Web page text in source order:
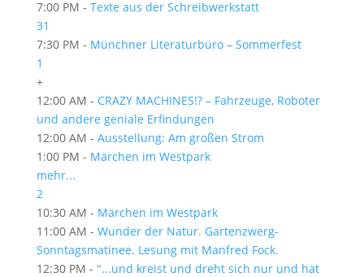
7:00 PM - Texte aus der Schreibwerkstatt
31
7:30 PM - Münchner Literaturbüro – Sommerfest
1
+
12:00 AM - CRAZY MACHINES!? – Fahrzeuge, Roboter
und andere geniale Erfindungen
12:00 AM - Ausstellung: Am großen Strom
1:00 PM - Märchen im Westpark
mehr...
2
10:30 AM - Märchen im Westpark
11:00 AM - Wunder der Natur. Gartenzwerg-
Sonntagsmatinee. Lesung mit Manfred Fock.
12:30 PM - "...und kreist und dreht sich nur und hat